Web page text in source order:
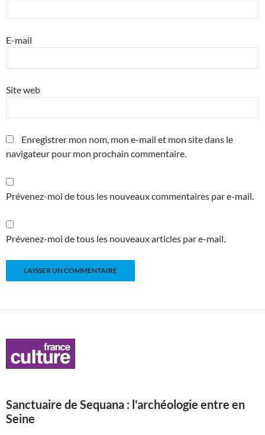
E-mail
Site web
Enregistrer mon nom, mon e-mail et mon site dans le
navigateur pour mon prochain commentaire.
Prévenez-moi de tous les nouveaux commentaires par e-mail.
Prévenez-moi de tous les nouveaux articles par e-mail.
Sanctuaire de Sequana : l'archéologie entre en
Seine